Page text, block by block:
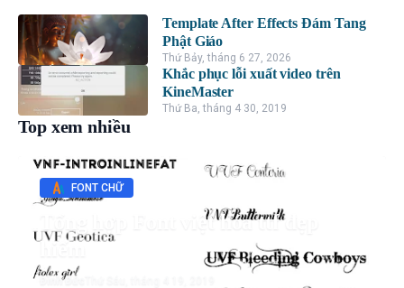
Template After Effects Đám Tang
Phật Giáo
Thứ Bảy, tháng 6 27, 2026
Khắc phục lỗi xuất video trên
KineMaster
Thứ Ba, tháng 4 30, 2019
Top xem nhiều
FONT CHỮ
Tổng hợp Font việt hóa ttf đẹp
hiếm
Đình Đức